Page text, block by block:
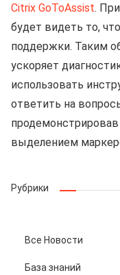
Citrix GoToAssist.
будет видеть то,
поддержки. Таким
ускоряет
использовать
ответить на
выделением
Рубрики
Все Новости
База знаний